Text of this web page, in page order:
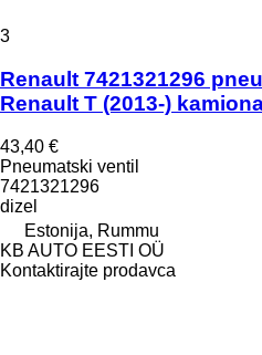
3
Renault 7421321296
Renault T (2013-)
43,40 €
Pneumatski ventil
7421321296
dizel
Estonija, Rummu
KB AUTO EESTI OÜ
Kontaktirajte prodavca